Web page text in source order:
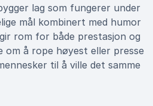
lag som fungerer under
mål kombinert med humor
rom for både prestasjon og
om å rope høyest eller presse
til å ville det samme